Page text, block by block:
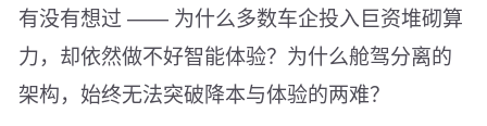
有没有想过 —— 为什么多数车企投入巨资堆砌算
力，却依然做不好智能体验？为什么舱驾分离的
架构，始终无法突破降本与体验的两难？